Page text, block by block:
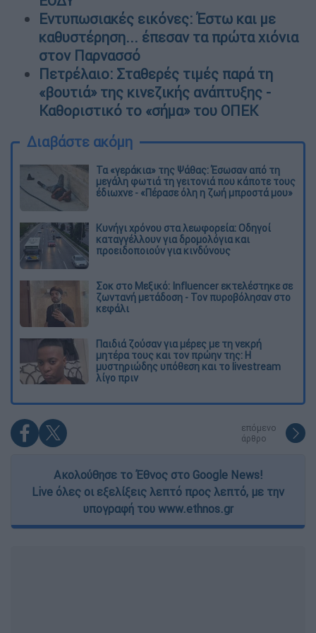
Εντυπωσιακές εικόνες: Έστω και με
καθυστέρηση... έπεσαν τα πρώτα χιόνια
στον Παρνασσό
Πετρέλαιο: Σταθερές τιμές παρά τη
«βουτιά» της κινεζικής ανάπτυξης -
Καθοριστικό το «σήμα» του ΟΠΕΚ
Διαβάστε ακόμη
Τα «γεράκια» της Ψάθας: Έσωσαν από τη
μεγάλη φωτιά τη γειτονιά που κάποτε τους
έδιωχνε - «Πέρασε όλη η ζωή μπροστά μου»
Κυνήγι χρόνου στα λεωφορεία: Οδηγοί
καταγγέλλουν για δρομολόγια και
προειδοποιούν για κινδύνους
Σοκ στο Μεξικό: Influencer εκτελέστηκε σε
ζωντανή μετάδοση - Τον πυροβόλησαν στο
κεφάλι
Παιδιά ζούσαν για μέρες με τη νεκρή
μητέρα τους και τον πρώην της: Η
μυστηριώδης υπόθεση και το livestream
λίγο πριν
επόμενο
άρθρο
Ακολούθησε το Έθνος στο Google News!
Live όλες οι εξελίξεις λεπτό προς λεπτό, με την
υπογραφή του www.ethnos.gr